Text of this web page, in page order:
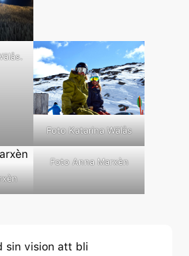
Foto Katarina Wälås
Foto Anna Marxèn
sin vision att bli